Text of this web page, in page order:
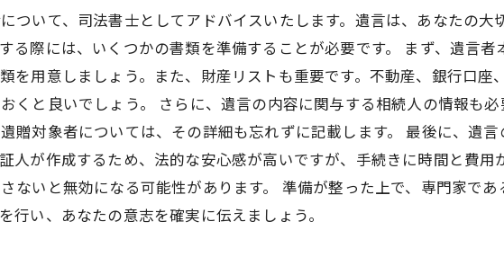
ついて、司法書士としてアドバイスいたします。遺言は、あなたの
る際には、いくつかの書類を準備することが必要です。 まず、遺言
を用意しましょう。また、財産リストも重要です。不動産、銀行口座
くと良いでしょう。 さらに、遺言の内容に関与する相続人の情報も
贈対象者については、その詳細も忘れずに記載します。 最後に、遺
人が作成するため、法的な安心感が高いですが、手続きに時間と費
ないと無効になる可能性があります。 準備が整った上で、専門家で
行い、あなたの意志を確実に伝えましょう。